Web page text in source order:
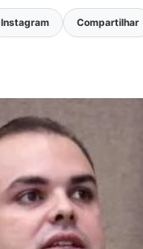
Instagram Compartilhar